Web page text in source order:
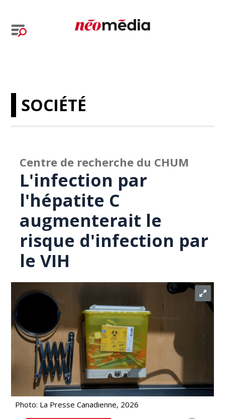
SOCIÉTÉ
Centre de recherche du CHUM
L'infection par
l'hépatite C
augmenterait le
risque d'infection par
le VIH
Photo: La Presse Canadienne, 2026